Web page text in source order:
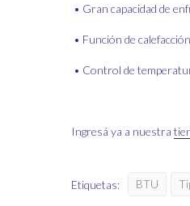
• Gran capacidad de
• Función de
• Control de
Ingresá ya a nuestra
Etiquetas: BTU